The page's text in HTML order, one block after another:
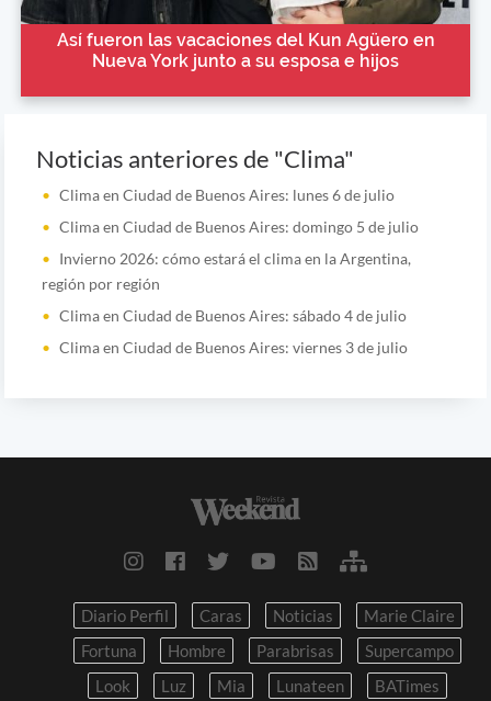
Así fueron las vacaciones del Kun Agüero en
Nueva York junto a su esposa e hijos
Noticias anteriores de "Clima"
Clima en Ciudad de Buenos Aires: lunes 6 de julio
Clima en Ciudad de Buenos Aires: domingo 5 de julio
Invierno 2026: cómo estará el clima en la Argentina,
región por región
Clima en Ciudad de Buenos Aires: sábado 4 de julio
Clima en Ciudad de Buenos Aires: viernes 3 de julio
Diario Perfil Caras Noticias
Marie Claire
Fortuna
Hombre Parabrisas
Supercampo
Look
Luz Mia Lunateen BATimes